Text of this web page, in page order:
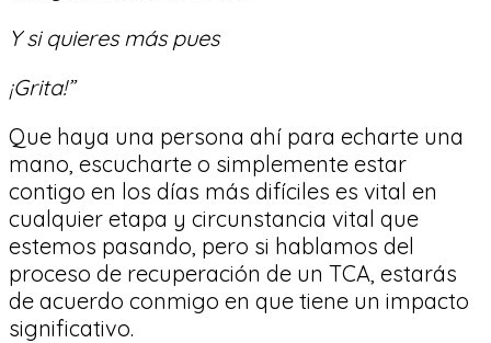
Y si quieres más pues
¡Grita!”
Que haya una persona ahí para echarte una
mano, escucharte o simplemente estar
contigo en los días más difíciles es vital en
cualquier etapa y circunstancia vital que
estemos pasando, pero si hablamos del
proceso de recuperación de un TCA, estarás
de acuerdo conmigo en que tiene un impacto
significativo.